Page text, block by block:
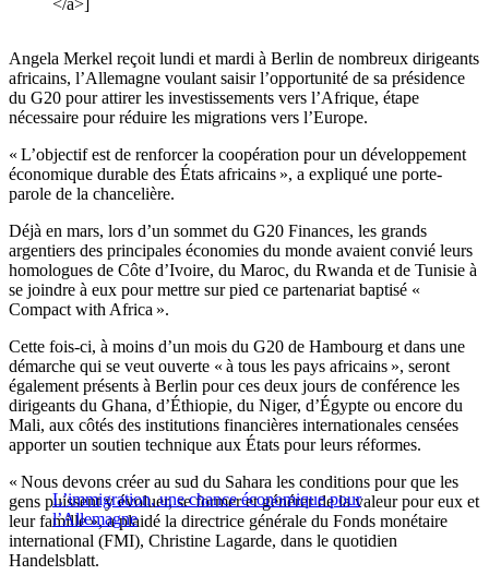
</a>]
Angela Merkel reçoit lundi et mardi à Berlin de nombreux dirigeants
africains, l’Allemagne voulant saisir l’opportunité de sa présidence
du G20 pour attirer les investissements vers l’Afrique, étape
nécessaire pour réduire les migrations vers l’Europe.
« L’objectif est de renforcer la coopération pour un développement
économique durable des États africains », a expliqué une porte-
parole de la chancelière.
Déjà en mars, lors d’un sommet du G20 Finances, les grands
argentiers des principales économies du monde avaient convié leurs
homologues de Côte d’Ivoire, du Maroc, du Rwanda et de Tunisie à
se joindre à eux pour mettre sur pied ce partenariat baptisé «
Compact with Africa ».
Cette fois-ci, à moins d’un mois du G20 de Hambourg et dans une
démarche qui se veut ouverte « à tous les pays africains », seront
également présents à Berlin pour ces deux jours de conférence les
dirigeants du Ghana, d’Éthiopie, du Niger, d’Égypte ou encore du
Mali, aux côtés des institutions financières internationales censées
apporter un soutien technique aux États pour leurs réformes.
L’immigration, une chance économique pour
l’Allemagne
« Nous devons créer au sud du Sahara les conditions pour que les
gens puissent y évoluer, se former et générer de la valeur pour eux et
leur famille », a plaidé la directrice générale du Fonds monétaire
international (FMI), Christine Lagarde, dans le quotidien
Handelsblatt.